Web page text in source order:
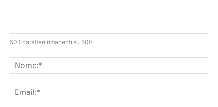
500 caratteri rimanenti su 500